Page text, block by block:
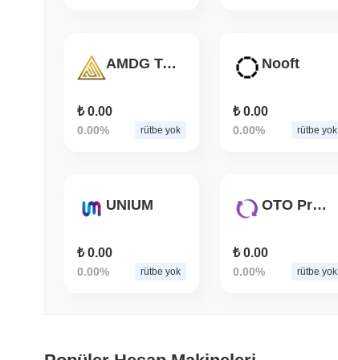
AMDG Token
₺ 0.00
0.00% rütbe yok
Nooft
₺ 0.00
0.00% rütbe yok
UNIUM
₺ 0.00
0.00% rütbe yok
OTO Protocol
₺ 0.00
0.00% rütbe yok